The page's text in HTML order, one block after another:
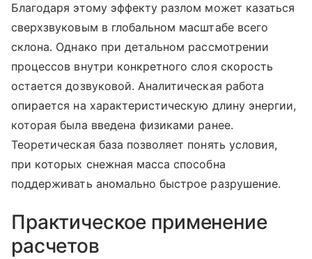
Благодаря этому эффекту разлом может казаться
сверхзвуковым в глобальном масштабе всего
склона. Однако при детальном рассмотрении
процессов внутри конкретного слоя скорость
остается дозвуковой. Аналитическая работа
опирается на характеристическую длину энергии,
которая была введена физиками ранее.
Теоретическая база позволяет понять условия,
при которых снежная масса способна
поддерживать аномально быстрое разрушение.
Практическое применение
расчетов